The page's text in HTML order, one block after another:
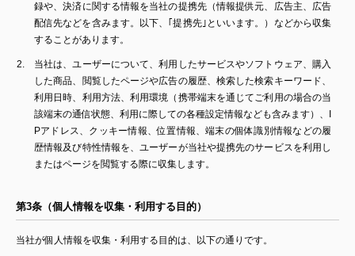
録や、決済に関する情報を当社の提携先（情報提供元、広告主、広告
配信先などを含みます。以下、｢提携先｣といいます。）などから収集
することがあります。
当社は、ユーザーについて、利用したサービスやソフトウェア、購入
した商品、閲覧したページや広告の履歴、検索した検索キーワード、
利用日時、利用方法、利用環境（携帯端末を通じてご利用の場合の当
該端末の通信状態、利用に際しての各種設定情報なども含みます）、I
Pアドレス、クッキー情報、位置情報、端末の個体識別情報などの履
歴情報及び特性情報を、ユーザーが当社や提携先のサービスを利用し
またはページを閲覧する際に収集します。
第3条（個人情報を収集・利用する目的）
当社が個人情報を収集・利用する目的は、以下の通りです。